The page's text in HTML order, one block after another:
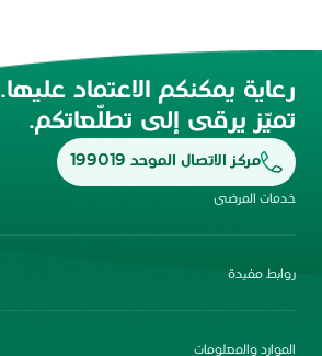
رعاية يمكنكم الاعتماد عليها.
تميّز يرقى إلى تطلّعاتكم.
مركز الاتصال الموحد 199019
خدمات المرضى
روابط مفيدة
الموارد والمعلومات